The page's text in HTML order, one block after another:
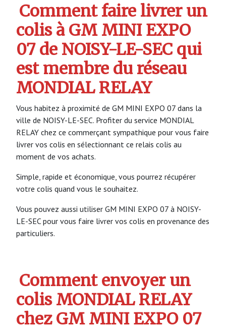
Comment faire livrer un
colis à GM MINI EXPO
07 de NOISY-LE-SEC qui
est membre du réseau
MONDIAL RELAY
Vous habitez à proximité de GM MINI EXPO 07 dans la
ville de NOISY-LE-SEC. Profiter du service MONDIAL
RELAY chez ce commerçant sympathique pour vous faire
livrer vos colis en sélectionnant ce relais colis au
moment de vos achats.
Simple, rapide et économique, vous pourrez récupérer
votre colis quand vous le souhaitez.
Vous pouvez aussi utiliser GM MINI EXPO 07 à NOISY-
LE-SEC pour vous faire livrer vos colis en provenance des
particuliers.
Comment envoyer un
colis MONDIAL RELAY
chez GM MINI EXPO 07